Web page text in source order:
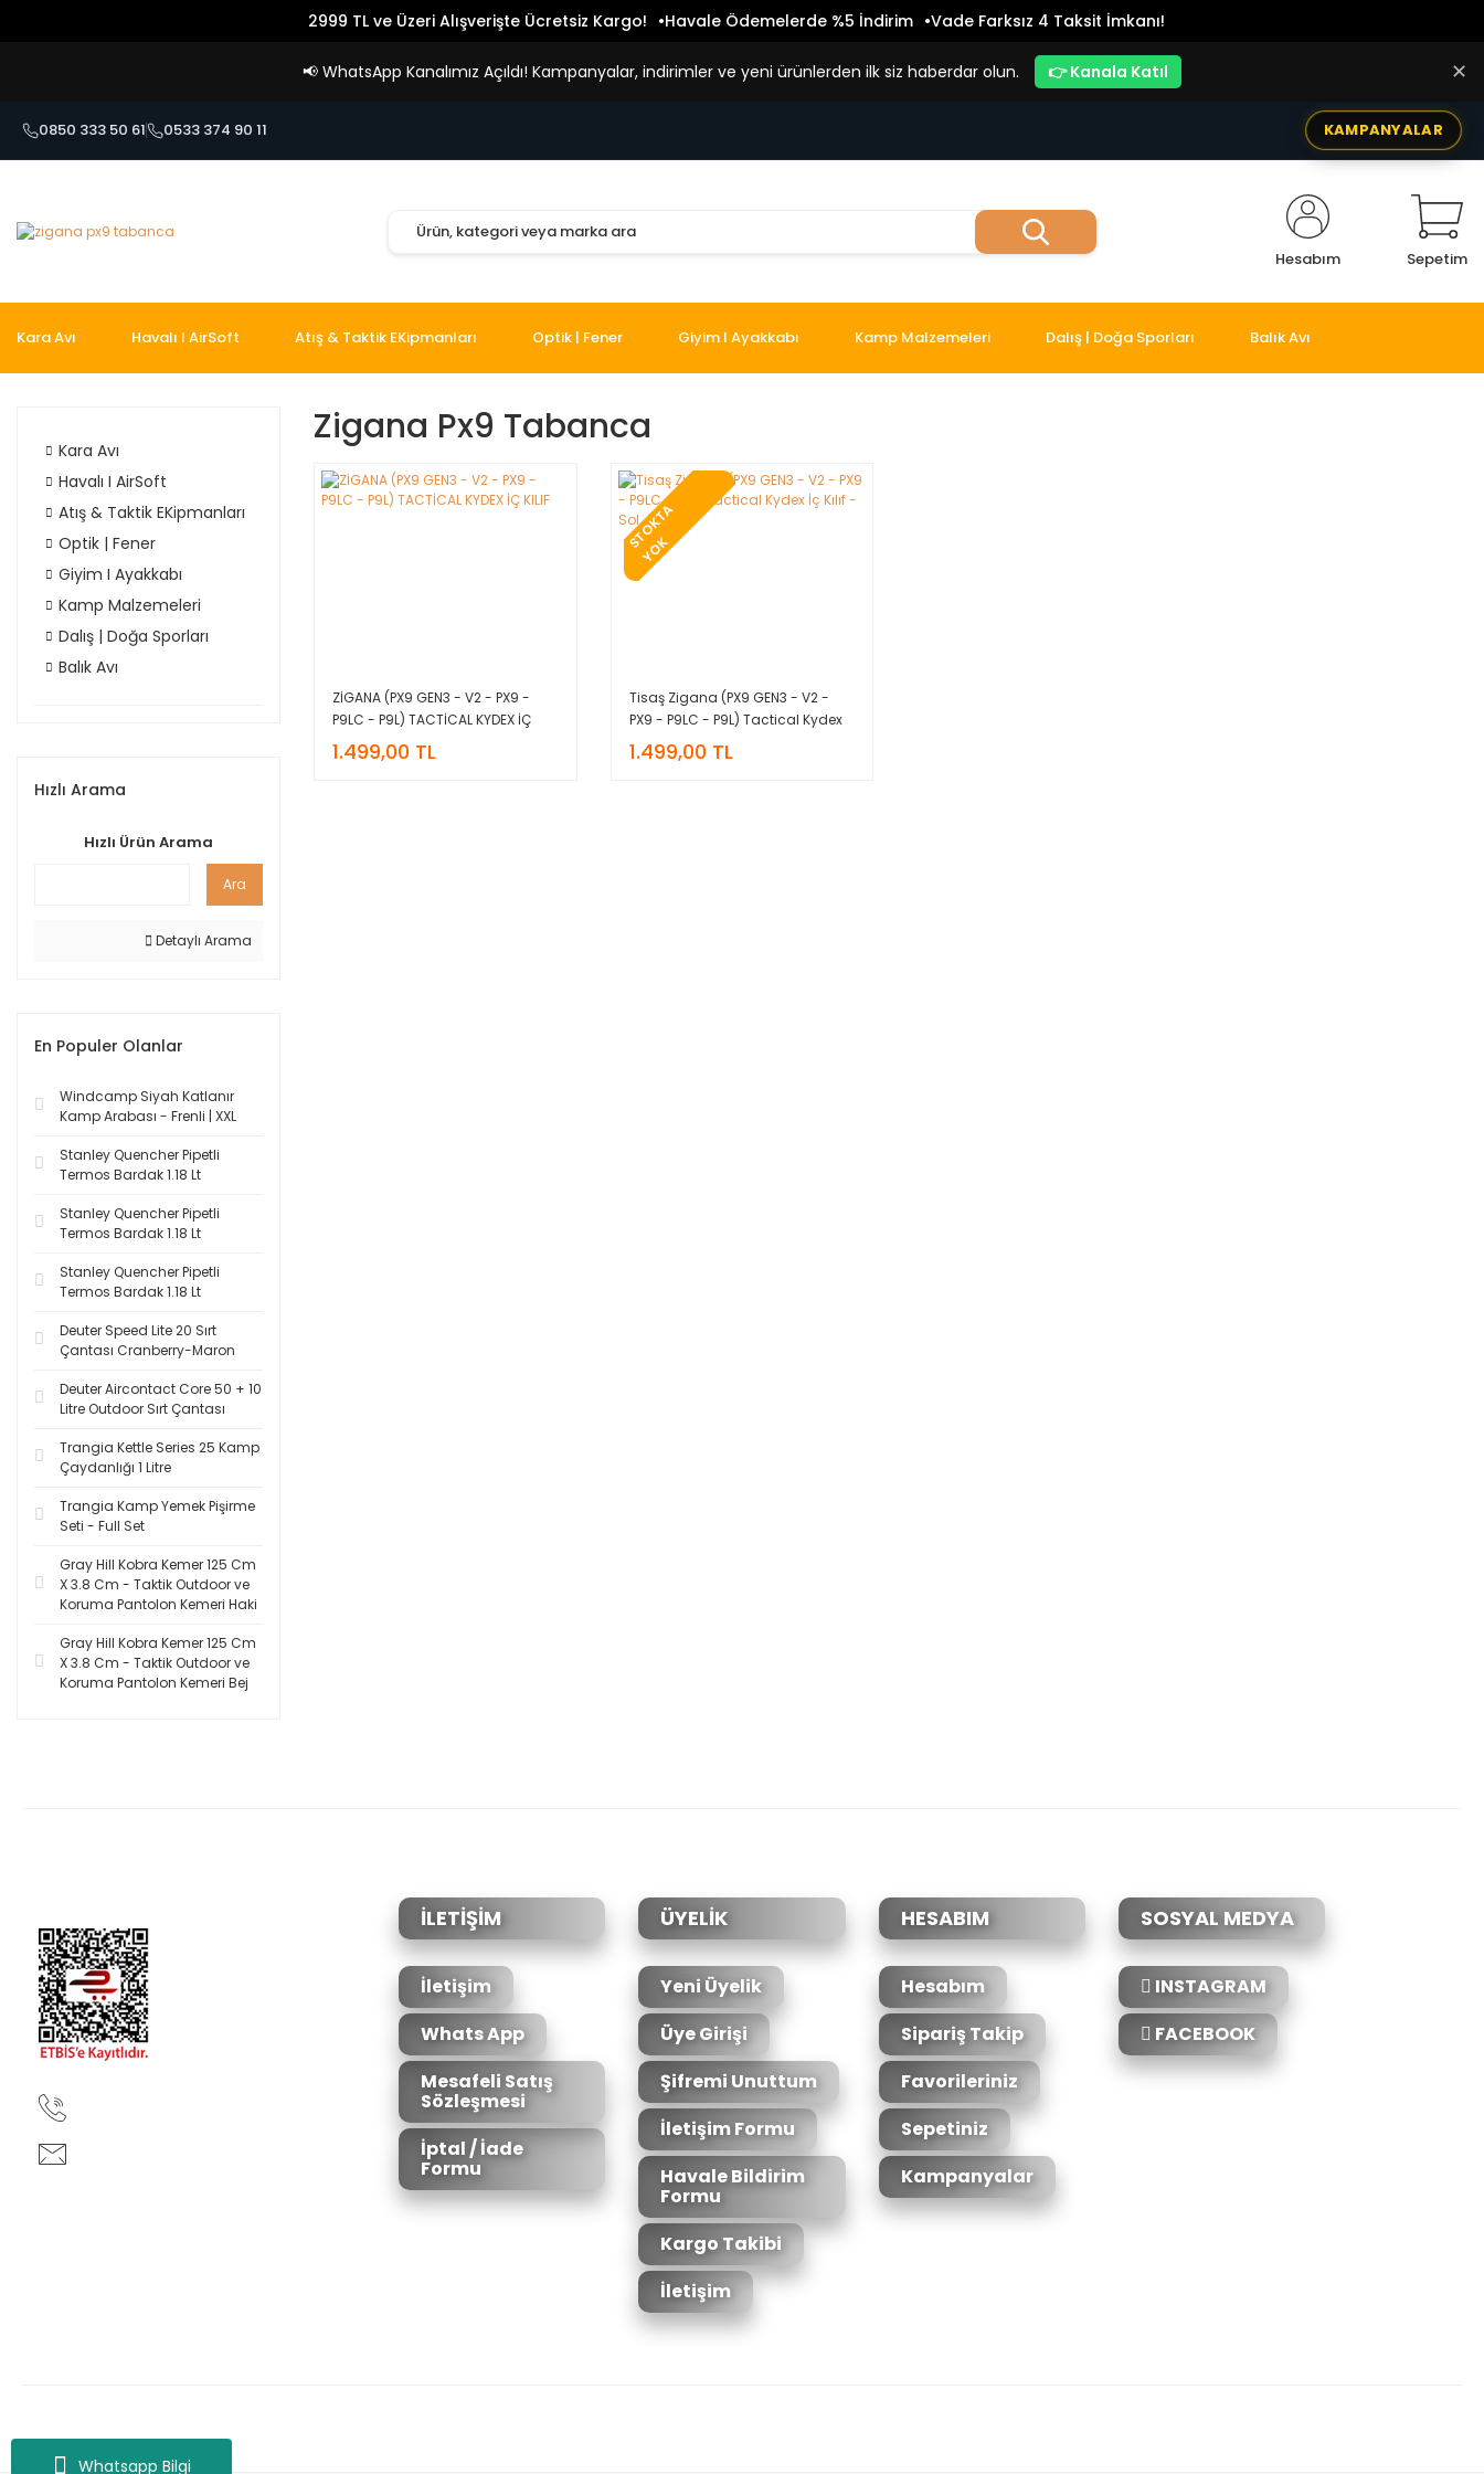
Whatsapp Bilgi
2999 TL ve Üzeri Alışverişte Ücretsiz Kargo! Havale Ödemelerde %5 İndirim Vade Farksız 4 Taksit İmkanı!
📢 WhatsApp Kanalımız Açıldı! Kampanyalar, indirimler ve yeni ürünlerden ilk siz haberdar olun. 👉 Kanala Katıl ✕
0850 333 50 61 0533 374 90 11 KAMPANYALAR
Hesabım Sepetim
Kara Avı Havalı I AirSoft Atış & Taktik EKipmanları Optik | Fener Giyim I Ayakkabı Kamp Malzemeleri Dalış | Doğa Sporları Balık Avı
Kara Avı
Havalı I AirSoft
Atış & Taktik EKipmanları
Optik | Fener
Giyim I Ayakkabı
Kamp Malzemeleri
Dalış | Doğa Sporları
Balık Avı
Hızlı Arama
Hızlı Ürün Arama
Ara
Detaylı Arama
En Populer Olanlar
Windcamp Siyah Katlanır
Kamp Arabası - Frenli | XXL
Stanley Quencher Pipetli
Termos Bardak 1.18 Lt
Stanley Quencher Pipetli
Termos Bardak 1.18 Lt
Stanley Quencher Pipetli
Termos Bardak 1.18 Lt
Deuter Speed Lite 20 Sırt
Çantası Cranberry-Maron
Deuter Aircontact Core 50 + 10
Litre Outdoor Sırt Çantası
Trangia Kettle Series 25 Kamp
Çaydanlığı 1 Litre
Trangia Kamp Yemek Pişirme
Seti - Full Set
Gray Hill Kobra Kemer 125 Cm
X 3.8 Cm - Taktik Outdoor ve
Koruma Pantolon Kemeri Haki
Gray Hill Kobra Kemer 125 Cm
X 3.8 Cm - Taktik Outdoor ve
Koruma Pantolon Kemeri Bej
Zigana Px9 Tabanca
ZİGANA (PX9 GEN3 - V2 - PX9 -
P9LC - P9L) TACTİCAL KYDEX İÇ
KILIF
1.499,00 TL
S
T
O
K
T
A
Y
O
K
Tisaş Zigana (PX9 GEN3 - V2 -
PX9 - P9LC - P9L) Tactical Kydex
İç Kılıf - Sol
1.499,00 TL
İLETİŞİM
İletişim
Whats App
Mesafeli Satış
Sözleşmesi
İptal / İade
Formu
ÜYELİK
Yeni Üyelik
Üye Girişi
Şifremi Unuttum
İletişim Formu
Havale Bildirim
Formu
Kargo Takibi
İletişim
HESABIM
Hesabım
Sipariş Takip
Favorileriniz
Sepetiniz
Kampanyalar
SOSYAL MEDYA
INSTAGRAM
FACEBOOK